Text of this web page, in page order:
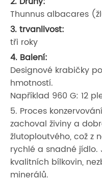
Thunnus albacares
3. trvanlivost:
tři roky
4. Balení:
Designové krabičky
hmotností.
Například 960 G: 12
5. Proces
zachoval živiny a
žlutoploutvého, což z
rychlé a snadné jídlo.
kvalitních bílkovin,
minerálů.